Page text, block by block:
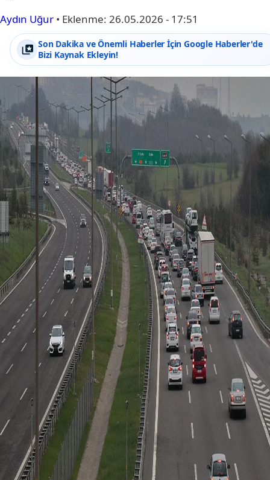
Aydın Uğur • Eklenme: 26.05.2026 - 17:51
Son Dakika ve Önemli Haberler İçin Google Haberler'de
Bizi Kaynak Ekleyin!